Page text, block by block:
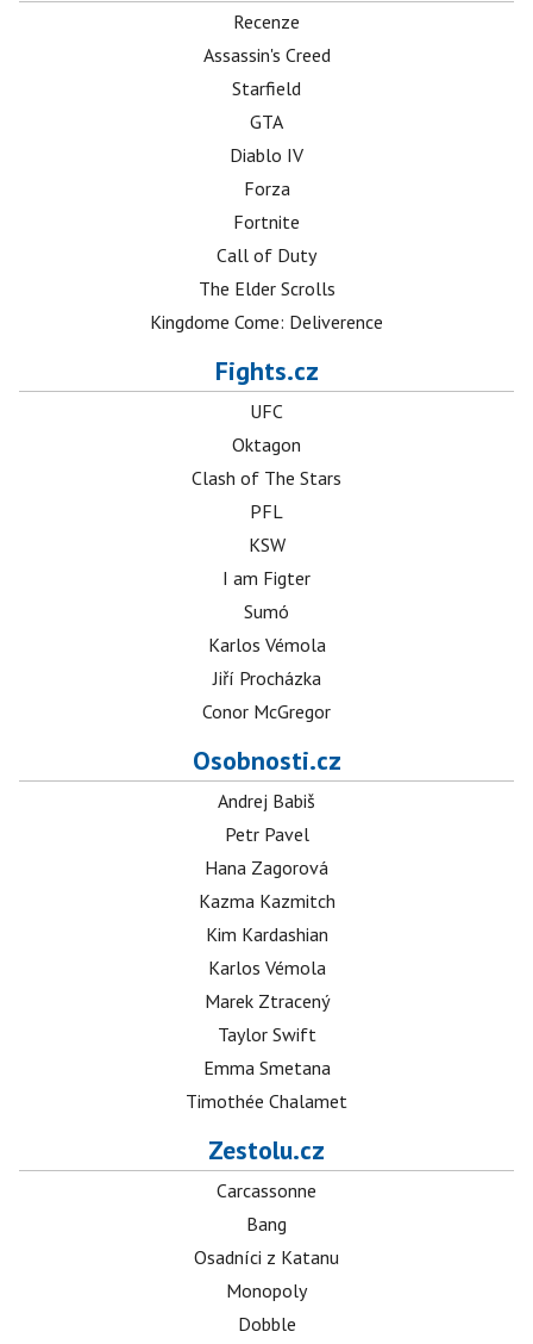
Recenze
Assassin's Creed
Starfield
GTA
Diablo IV
Forza
Fortnite
Call of Duty
The Elder Scrolls
Kingdome Come: Deliverence
Fights.cz
UFC
Oktagon
Clash of The Stars
PFL
KSW
I am Figter
Sumó
Karlos Vémola
Jiří Procházka
Conor McGregor
Osobnosti.cz
Andrej Babiš
Petr Pavel
Hana Zagorová
Kazma Kazmitch
Kim Kardashian
Karlos Vémola
Marek Ztracený
Taylor Swift
Emma Smetana
Timothée Chalamet
Zestolu.cz
Carcassonne
Bang
Osadníci z Katanu
Monopoly
Dobble